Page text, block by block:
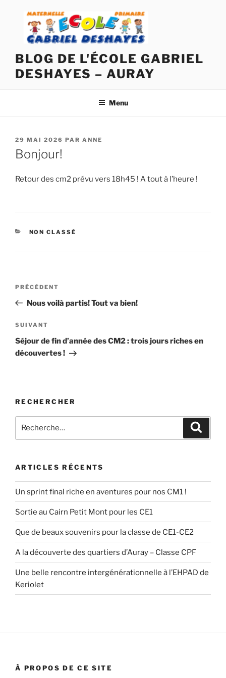
principal
BLOG DE L'ÉCOLE GABRIEL
DESHAYES – AURAY
Menu
PUBLIÉ
LE
29 MAI 2026 PAR ANNE
Bonjour!
Retour des cm2 prévu vers 18h45 ! A tout à l’heure !
CATÉGORIES
NON CLASSÉ
Navigation
l’article
Article
précédent
PRÉCÉDENT
Nous voilà partis! Tout va bien!
Article
suivant
SUIVANT
Séjour de fin d’année des CM2 : trois jours riches en
découvertes !
RECHERCHER
pour
ARTICLES RÉCENTS
Un sprint final riche en aventures pour nos CM1 !
Sortie au Cairn Petit Mont pour les CE1
Que de beaux souvenirs pour la classe de CE1-CE2
A la découverte des quartiers d’Auray – Classe CPF
Une belle rencontre intergénérationnelle à l’EHPAD de
Keriolet
À PROPOS DE CE SITE